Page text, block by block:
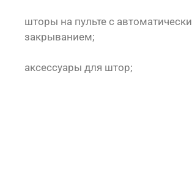
шторы на пульте с
закрыванием;
аксессуары для штор;